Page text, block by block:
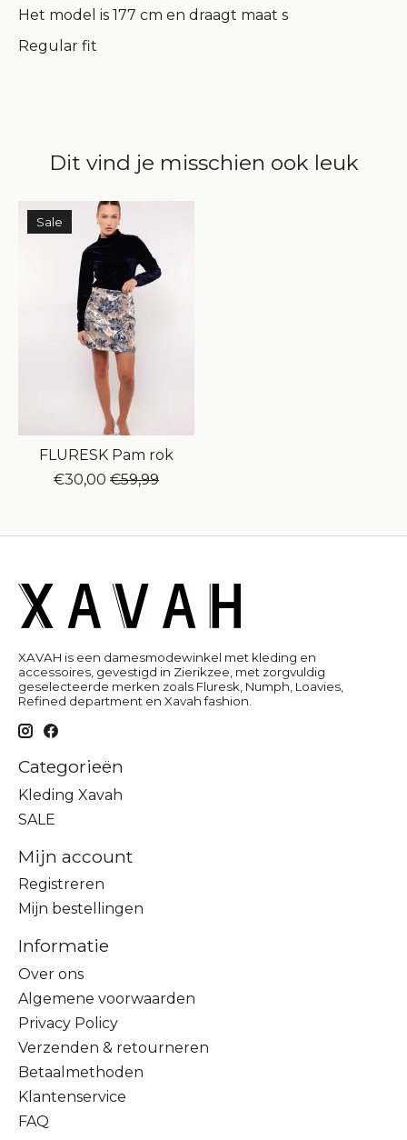
Het model is 177 cm en draagt maat s
Regular fit
Dit vind je misschien ook leuk
Items van productcarrousel
Sale
FLURESK Pam rok
€30,00 €59,99
XAVAH is een damesmodewinkel met kleding en
accessoires, gevestigd in Zierikzee, met zorgvuldig
geselecteerde merken zoals Fluresk, Numph, Loavies,
Refined department en Xavah fashion.
Categorieën
Kleding Xavah
SALE
Mijn account
Registreren
Mijn bestellingen
Informatie
Over ons
Algemene voorwaarden
Privacy Policy
Verzenden & retourneren
Betaalmethoden
Klantenservice
FAQ